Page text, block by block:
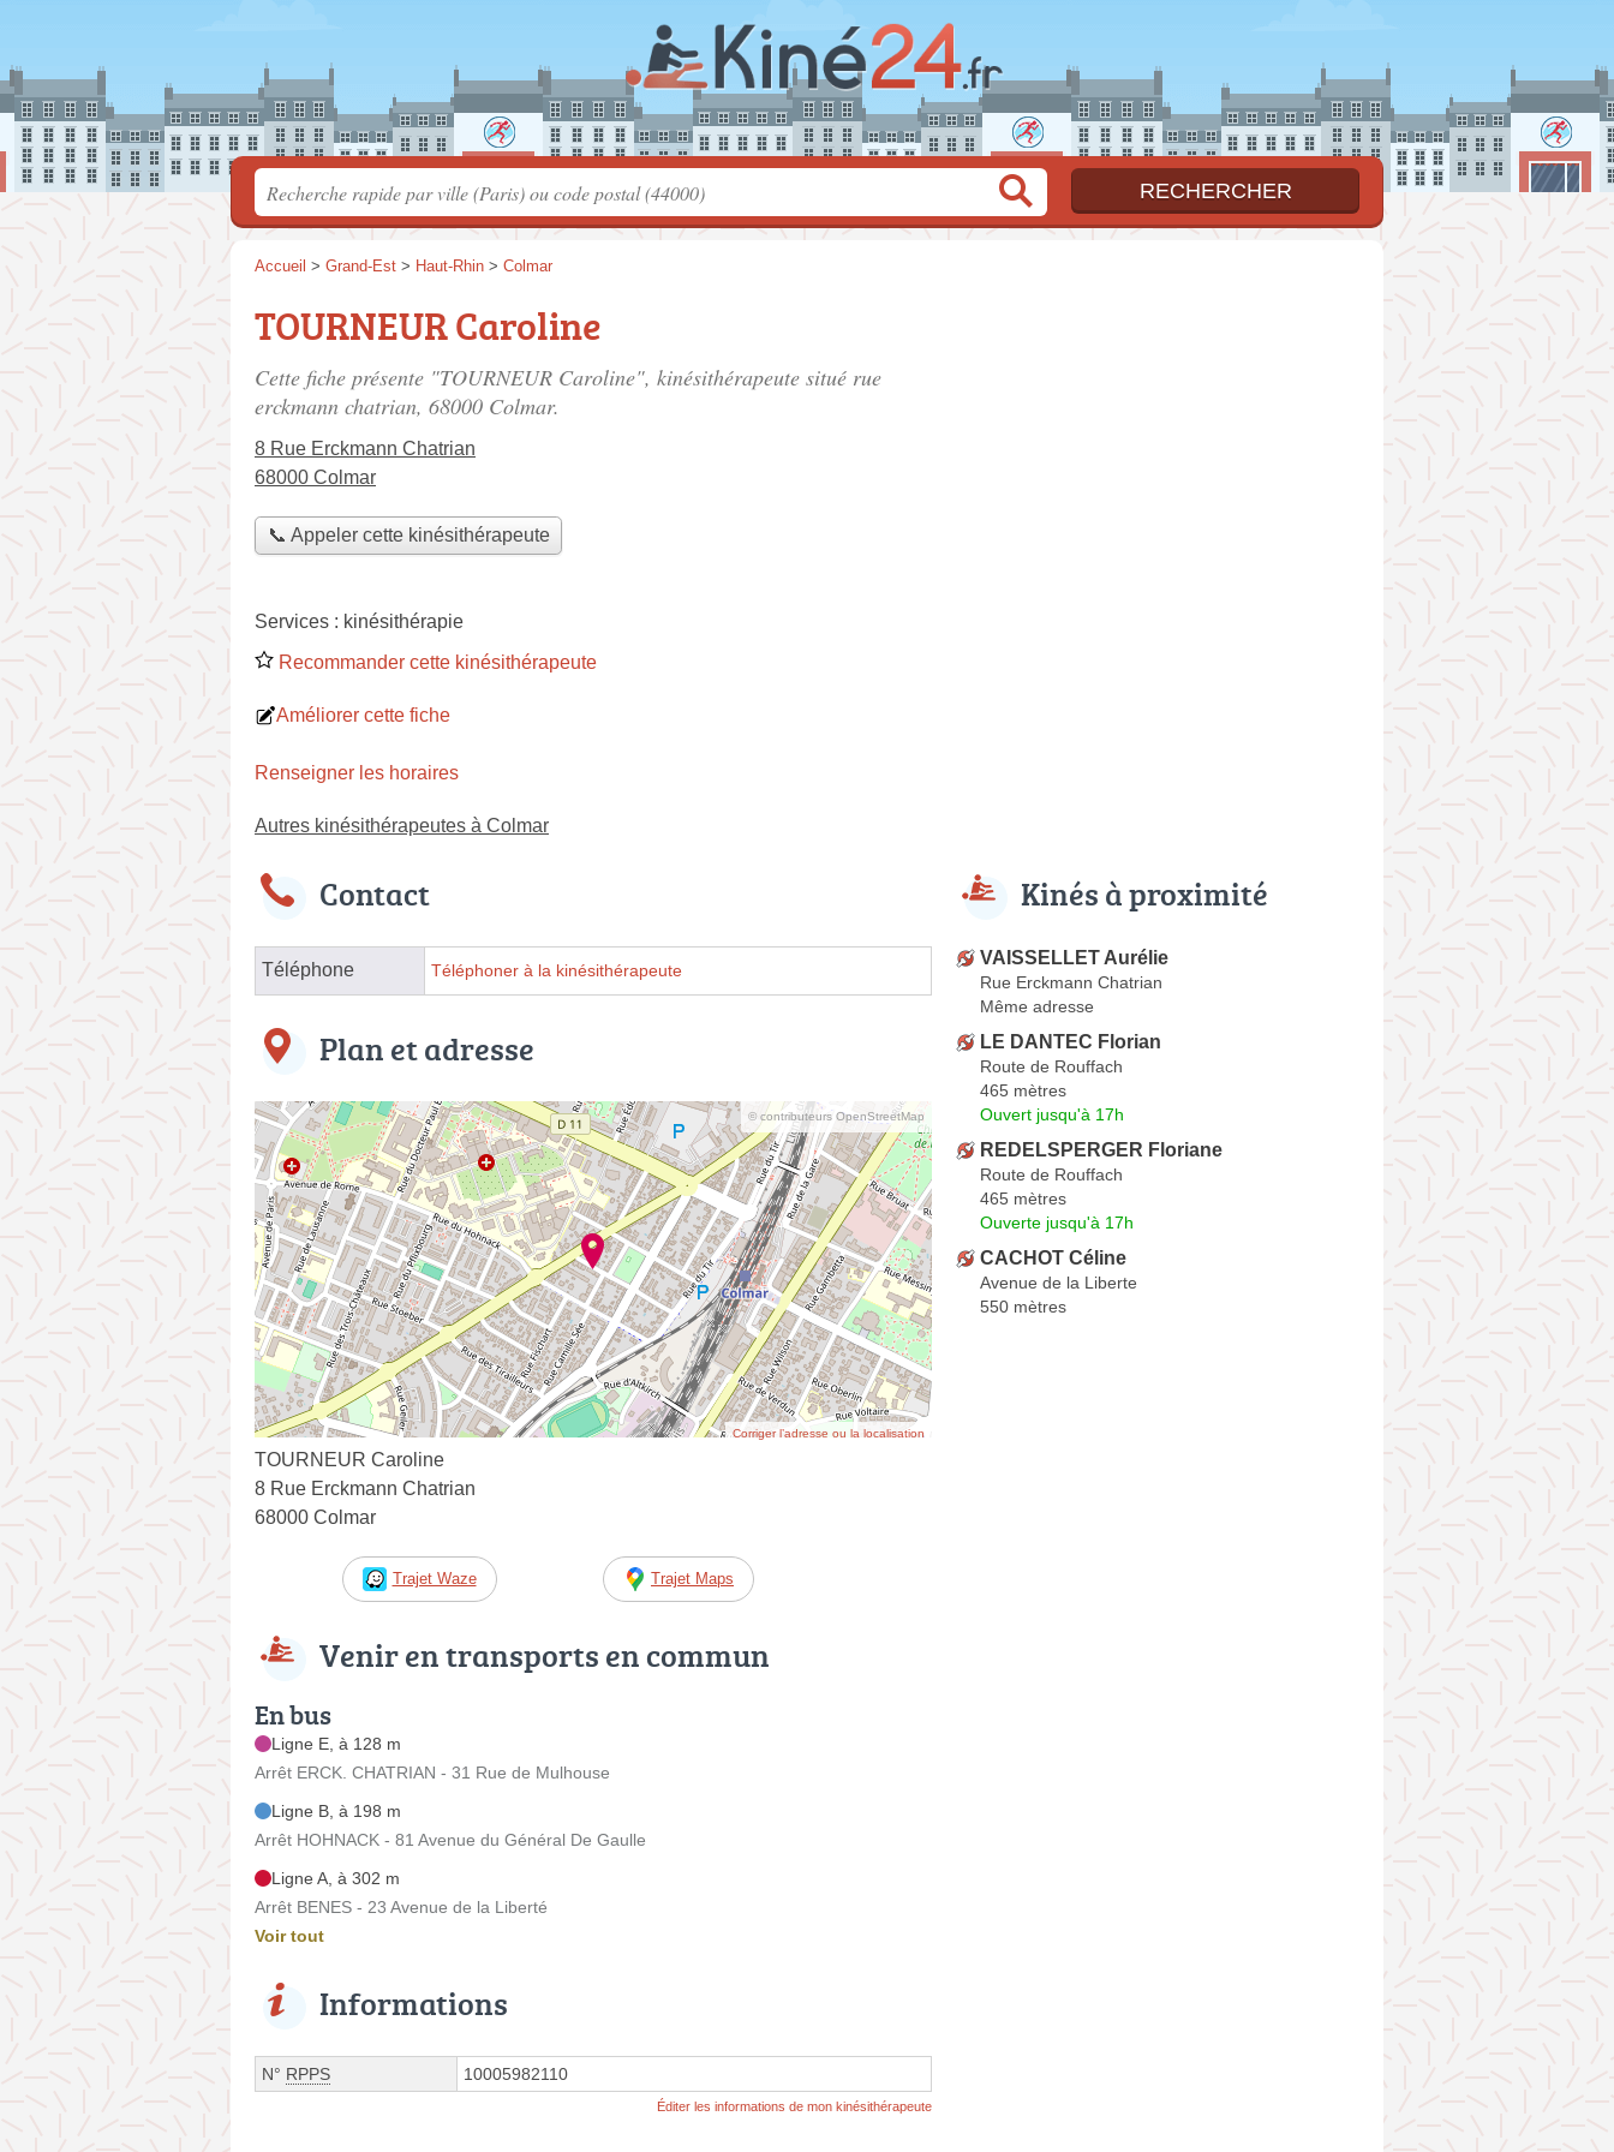
Accueil > Grand-Est > Haut-Rhin > Colmar
TOURNEUR Caroline
Cette fiche présente "TOURNEUR Caroline", kinésithérapeute situé rue
erckmann chatrian, 68000 Colmar.
8 Rue Erckmann Chatrian
68000 Colmar
📞 Appeler cette kinésithérapeute
Services : kinésithérapie
Recommander cette kinésithérapeute
Améliorer cette fiche
Renseigner les horaires
Autres kinésithérapeutes à Colmar
Contact
Téléphone Téléphoner à la kinésithérapeute
Plan et adresse
© contributeurs OpenStreetMap
Corriger l’adresse ou la localisation
TOURNEUR Caroline
8 Rue Erckmann Chatrian
68000 Colmar
Trajet Waze Trajet Maps
Venir en transports en commun
En bus
Ligne E, à 128 m
Arrêt ERCK. CHATRIAN - 31 Rue de Mulhouse
Ligne B, à 198 m
Arrêt HOHNACK - 81 Avenue du Général De Gaulle
Ligne A, à 302 m
Arrêt BENES - 23 Avenue de la Liberté
Voir tout
Informations
N° RPPS 10005982110
Éditer les informations de mon kinésithérapeute
Kinés à proximité
VAISSELLET Aurélie
Rue Erckmann Chatrian
Même adresse
LE DANTEC Florian
Route de Rouffach
465 mètres
Ouvert jusqu'à 17h
REDELSPERGER Floriane
Route de Rouffach
465 mètres
Ouverte jusqu'à 17h
CACHOT Céline
Avenue de la Liberte
550 mètres